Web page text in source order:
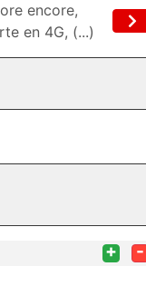
encore,
en 4G, (...)
+ -